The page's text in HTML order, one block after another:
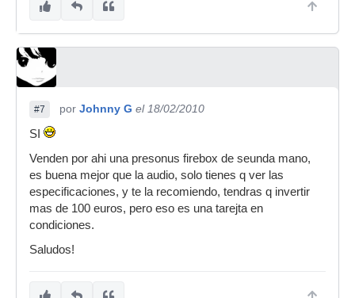
#7 por Johnny G el 18/02/2010
SI
Venden por ahi una presonus firebox de seunda mano,
es buena mejor que la audio, solo tienes q ver las
especificaciones, y te la recomiendo, tendras q invertir
mas de 100 euros, pero eso es una tarejta en
condiciones.
Saludos!